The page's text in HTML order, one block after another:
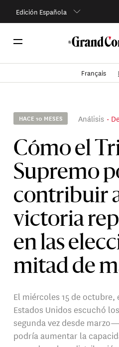
Edición Española
Français
HACE 10 MESES Análisis
Cómo el
Supremo
contribuir
victoria
en las
mitad de
El miércoles 15 de
Estados Unidos escuchó
segunda vez desde
podría aumentar la